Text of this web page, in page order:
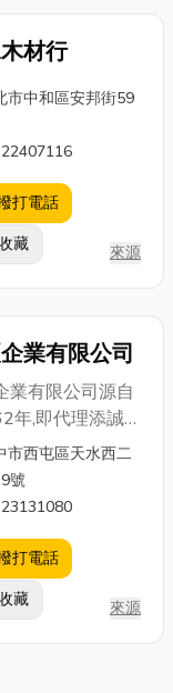
材行
市中和區安邦街59
打電話
藏 來源
業有限公司
業有限公司源自
年,即代理添誠
份公司製造產
及售後服務迄
企業精神, 提供
, 擴大服務。
市西屯區天水西二
號
打電話
藏 來源